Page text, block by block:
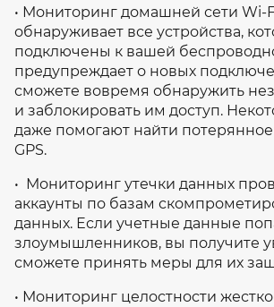
• Мониторинг домашней сети Wi-
обнаруживает все устройства,
подключены к вашей
предупреждает о новых
сможете вовремя обнаружить
и заблокировать им доступ.
даже помогают найти потерянное
GPS.
• Мониторинг утечки данных
аккаунты по базам
данных. Если учетные данные
злоумышленников, вы получите
сможете принять меры для их
• Мониторинг целостности